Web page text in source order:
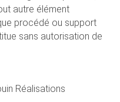
autre élément
procédé ou support
sans autorisation de
Réalisations